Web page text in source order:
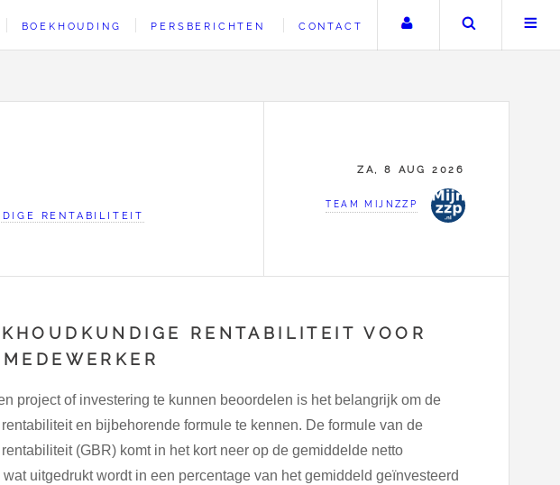
BOEKHOUDING PERSBERICHTEN CONTACT Uw accountZoeken
RENTABILITEIT
ZA, 8 AUG 2026
TEAM MIJNZZP
RENTABILITEIT VOOR
project of investering te kunnen beoordelen is het belangrijk om de
en bijbehorende formule te kennen. De formule van de
(GBR) komt in het kort neer op de gemiddelde netto
uitgedrukt wordt in een percentage van het gemiddeld geïnvesteerd